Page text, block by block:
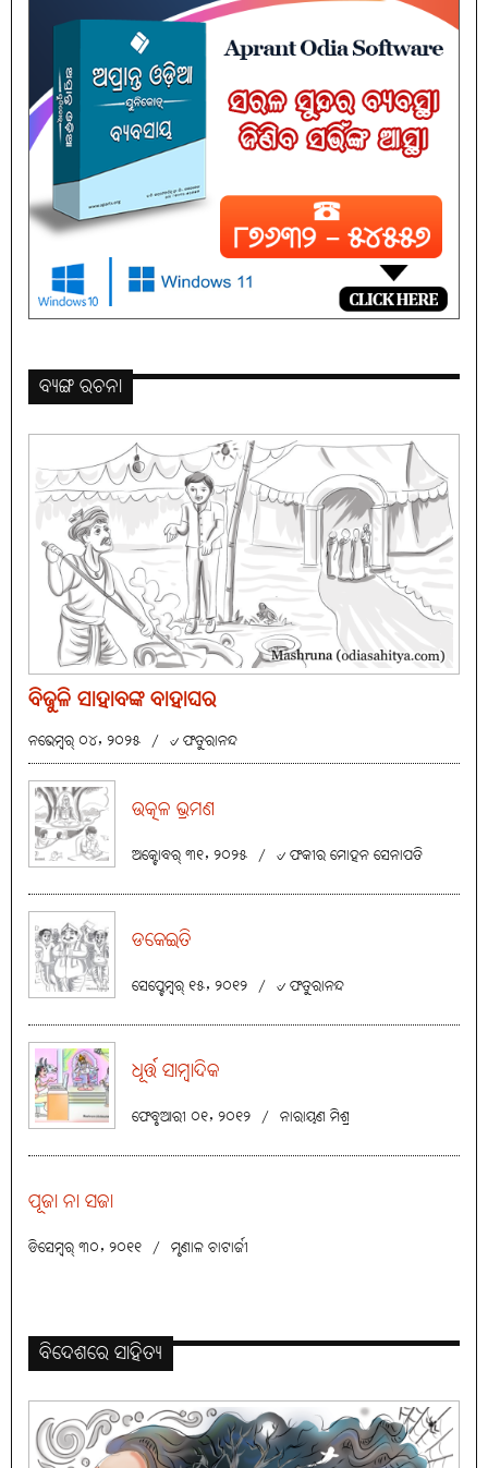
ବ୍ୟଙ୍ଗ ରଚନା
ବିଜୁଳି ସାହାବଙ୍କ ବାହାଘର
ନଭେମ୍ବର୍ ୦୪, ୨୦୨୫ / ୰ ଫତୁରାନନ୍ଦ
ଉତ୍କଳ ଭ୍ରମଣ
ଅକ୍ଟୋବର୍ ୩୧, ୨୦୨୫ / ୰ ଫକୀର ମୋହନ ସେନାପତି
ଡକେଇତି
ସେପ୍ଟେମ୍ବର୍ ୧୫, ୨୦୧୨ / ୰ ଫତୁରାନନ୍ଦ
ଧୂର୍ତ୍ତ ସାମ୍ବାଦିକ
ଫେବୃଆରୀ ୦୧, ୨୦୧୨ / ନାରାୟଣ ମିଶ୍ର
ପୂଜା ନା ସଜା
ଡିସେମ୍ବର୍ ୩୦, ୨୦୧୧ / ମୃଣାଳ ଚାଟାର୍ଜୀ
ବିଦେଶରେ ସାହିତ୍ୟ